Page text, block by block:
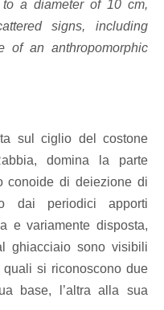
a diameter of 10 cm,
signs, including
of an anthropomorphic
sul ciglio del costone
domina la parte
conoide di deiezione di
dai periodici apporti
e variamente disposta,
ghiacciaio sono visibili
si riconoscono due
base, l’altra alla sua